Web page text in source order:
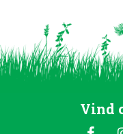
Vind